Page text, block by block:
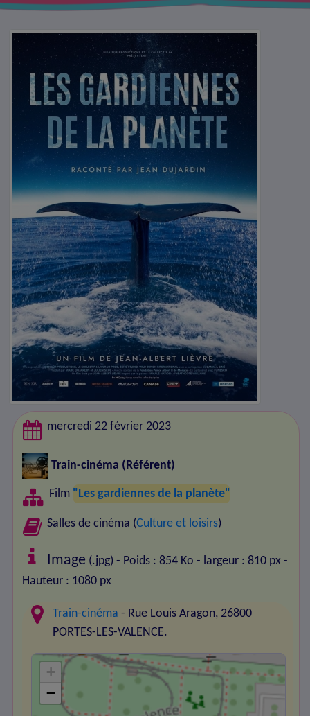
mercredi 22 février 2023
Train-cinéma (Référent)
Film "Les gardiennes de la planète"
Salles de cinéma (Culture et loisirs)
Image (.jpg) - Poids : 854 Ko - largeur : 810 px -
Hauteur : 1080 px
Train-cinéma - Rue Louis Aragon, 26800
PORTES-LES-VALENCE.
+
−